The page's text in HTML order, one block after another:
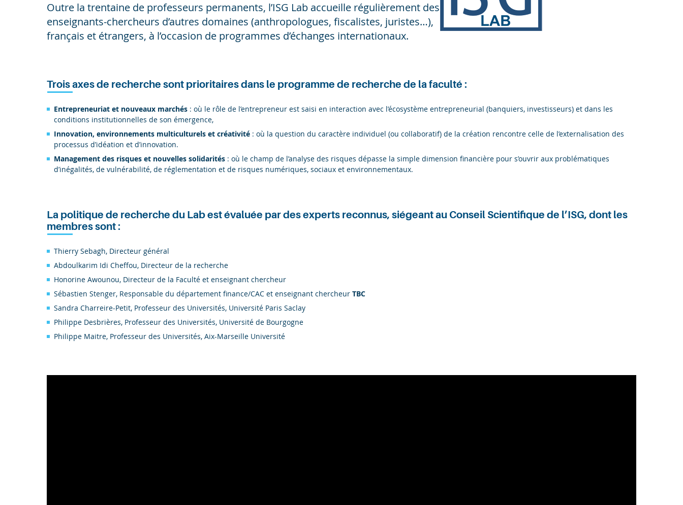
Outre la trentaine de professeurs permanents, l’ISG Lab accueille régulièrement des
enseignants-chercheurs d’autres domaines (anthropologues, fiscalistes, juristes…),
français et étrangers, à l’occasion de programmes d’échanges internationaux.
Trois axes de recherche sont prioritaires dans le programme de recherche de la faculté :
Entrepreneuriat et nouveaux marchés : où le rôle de l’entrepreneur est saisi en interaction avec l’écosystème entrepreneurial (banquiers, investisseurs) et dans les
conditions institutionnelles de son émergence,
Innovation, environnements multiculturels et créativité : où la question du caractère individuel (ou collaboratif) de la création rencontre celle de l’externalisation des
processus d’idéation et d’innovation.
Management des risques et nouvelles solidarités : où le champ de l’analyse des risques dépasse la simple dimension financière pour s’ouvrir aux problématiques
d’inégalités, de vulnérabilité, de réglementation et de risques numériques, sociaux et environnementaux.
La politique de recherche du Lab est évaluée par des experts reconnus, siégeant au Conseil Scientifique de l’ISG, dont les
membres sont :
Thierry Sebagh, Directeur général
Abdoulkarim Idi Cheffou, Directeur de la recherche
Honorine Awounou, Directeur de la Faculté et enseignant chercheur
Sébastien Stenger, Responsable du département finance/CAC et enseignant chercheur TBC
Sandra Charreire-Petit, Professeur des Universités, Université Paris Saclay
Philippe Desbrières, Professeur des Universités, Université de Bourgogne
Philippe Maitre, Professeur des Universités, Aix-Marseille Université